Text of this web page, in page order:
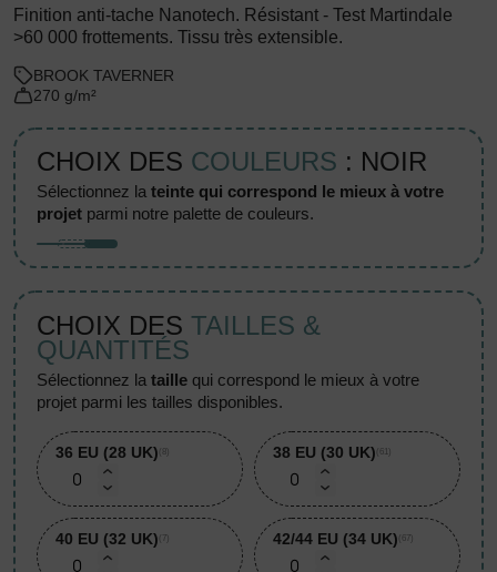
Finition anti-tache Nanotech. Résistant - Test Martindale
>60 000 frottements. Tissu très extensible.
BROOK TAVERNER
270 g/m²
CHOIX DES COULEURS : NOIR
sélectionnez lateinte qui correspond le mieux à votre
projet parmi notre palette de couleurs.
CHOIX DES TAILLES &
QUANTITÉS
sélectionnez lataille qui correspond le mieux à votre
projet parmi les tailles disponibles.
36 EU (28 UK) (8) 38 EU (30 UK) (61)
40 EU (32 UK) (7) 42/44 EU (34 UK) (67)